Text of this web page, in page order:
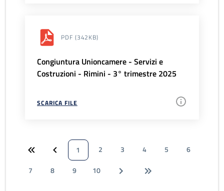
PDF (342KB)
Congiuntura Unioncamere - Servizi e
Costruzioni - Rimini - 3° trimestre 2025
SCARICA FILE
1 2 3 4 5
6
7
8 9 10